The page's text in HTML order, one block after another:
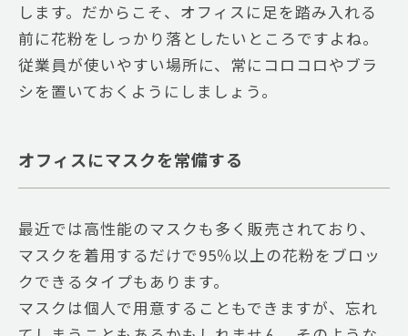
します。だからこそ、オフィスに足を踏み入れる
前に花粉をしっかり落としたいところですよね。
従業員が使いやすい場所に、常にコロコロやブラ
シを置いておくようにしましょう。
オフィスにマスクを常備する
最近では高性能のマスクも多く販売されており、
マスクを着用するだけで95％以上の花粉をブロッ
クできるタイプもあります。
マスクは個人で用意することもできますが、忘れ